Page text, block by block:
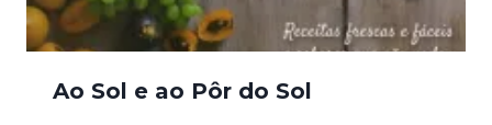
Ao Sol e ao Pôr do Sol